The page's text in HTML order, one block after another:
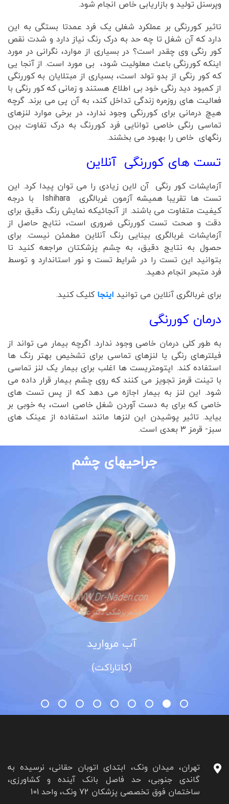
وپرسنل تولید و بازاریابی خاص انجام شود.
تاثیر کوررنگی بر عملکرد شغلی یک فرد عمدتا بستگی به این
دارد که آن شغل تا چه حد به درک رنگ نیاز دارد و شدت نقص
کور رنگی وی چقدر است؟ در بسیاری از موارد، نگرانی در مورد
اینکه کوررنگی باعث معلولیت شود، بی مورد است. از آنجا یی
که کور رنگی از بدو تولد است، بسیاری از مبتلایان به کوررنگی
از کمبود دید رنگی خود بی اطلاع هستند و زمانی که کور رنگی با
فعالیت های روزمره زندگی تداخل کند، به آن پی می برند. گرچه
هیچ درمانی برای کوررنگی وجود ندارد، در برخی موارد لنزهای
تماسی رنگی خاصی توانایی فرد کوررنگ به درک تفاوت بین
رنگهای خاص را بهبود می بخشند.
تست های کوررنگی آنلاین
آزمایشات کور رنگی آن لاین زیادی را می توان پیدا کرد. این
تست ها تقریبا همیشه آزمون غربالگری Ishihara با درجه
کیفیت متفاوت می باشند. از آنجائیکه نمایش رنگ دقیق برای
دقت و صحت تست کوررنگی ضروری است، نتایج حاصل از
آزمایشات غربالگری بینایی رنگ آنلاین مطمئن نیست. برای
حصول به نتایج دقیق، به چشم پزشکتان مراجعه کنید تا
بتوانید این تست را در شرایط تست و نور استاندارد و توسط
فرد متبحر انجام دهید.
برای غربالگری آنلاین می توانید اینجاکلیک کنید.
درمان کوررنگی
به طور کلی درمان خاصی وجود ندارد. اگرچه بیمار می تواند از
فیلترهای رنگی یا لنزهای تماسی برای تشخیص بهتر رنگ ها
استفاده کند. اپتومتریست ها اغلب برای بیمار یک لنز تماسی
با تینت قرمز تجویز می کنند که روی چشم بیمار قرار داده می
شود. این لنز به بیمار اجازه می دهد که از پس تست های
خاصی که برای به دست آوردن شغل خاصی است، به خوبی بر
بیاید. تاثیر پوشیدن این لنزها مانند استفاده از عینک های
سبز- قرمز ۳ بعدی است.
جراحیهای چشم
آب مروارید
(کاتاراکت)
تهران، میدان ونک، ابتدای اتوبان حقانی، نرسیده به
گاندی جنوبی، حد فاصل بانک آینده و کشاورزی،
ساختمان فوق تخصصی پزشکان 72 ونک، واحد 101